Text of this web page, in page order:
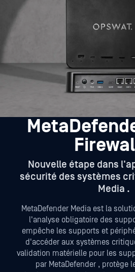
Nouvelle étape dans
sécurité des systèmes
Media .
MetaDefender Media est la
l'analyse obligatoire des
empêche les supports et
d'accéder aux systèmes
validation matérielle pour les
par MetaDefender , protège